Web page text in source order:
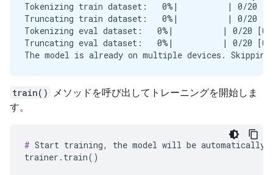
Tokenizing train dataset:   0%|          | 0/20
Truncating train dataset:   0%|          | 0/20
Tokenizing eval dataset:   0%|          | 0/20
Truncating eval dataset:   0%|          | 0/20
train()
メソッドを呼び出してトレーニングを開始しま
す。
# Start training, the model will be automatically
trainer.train()